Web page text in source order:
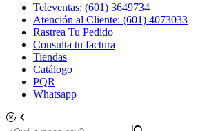
Televentas: (601) 3649734
Atención al Cliente: (601) 4073033
Rastrea Tu Pedido
Consulta tu factura
Tiendas
Catálogo
PQR
Whatsapp